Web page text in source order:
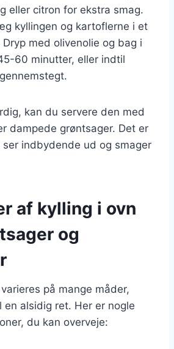
eller citron for ekstra smag.
kyllingen og kartoflerne i et
med olivenolie og bag i
60 minutter, eller indtil
kan du servere den med
dampede grøntsager. Det er
indbydende ud og smager
af kylling i ovn
og
på mange måder,
en alsidig ret. Her er nogle
du kan overveje: